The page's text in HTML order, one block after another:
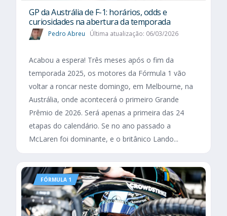
GP da Austrália de F-1: horários, odds e
curiosidades na abertura da temporada
Pedro Abreu Última atualização: 06/03/2026
Acabou a espera! Três meses após o fim da
temporada 2025, os motores da Fórmula 1 vão
voltar a roncar neste domingo, em Melbourne, na
Austrália, onde acontecerá o primeiro Grande
Prêmio de 2026. Será apenas a primeira das 24
etapas do calendário. Se no ano passado a
McLaren foi dominante, e o britânico Lando...
FÓRMULA 1